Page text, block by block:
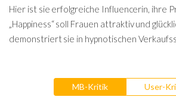
Hier ist sie erfolgreiche Influencerin, ihre
„Happiness“ soll Frauen attraktiv und
demonstriert sie in hypnotischen
MB-Kritik User-